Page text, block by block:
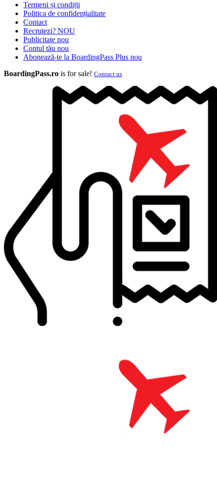
Termeni și condiții
Politica de confidențialitate
Contact
Recrutezi? NOU
Publicitate nou
Contul tău nou
Abonează-te la BoardingPass Plus nou
BoardingPass.ro is for sale! Contact us